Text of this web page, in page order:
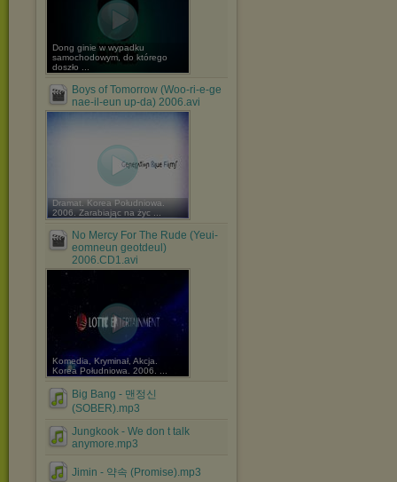
Dong ginie w wypadku
samochodowym, do którego
doszło ...
Boys of Tomorrow (Woo-ri-e-ge
nae-il-eun up-da) 2006.avi
Dramat. Korea Południowa.
2006. Zarabiając na życ ...
No Mercy For The Rude (Yeui-
eomneun geotdeul)
2006.CD1.avi
Komedia, Kryminał, Akcja.
Korea Południowa. 2006. ...
Big Bang - 맨정신
(SOBER).mp3
Jungkook - We don t talk
anymore.mp3
Jimin - 약속 (Promise).mp3